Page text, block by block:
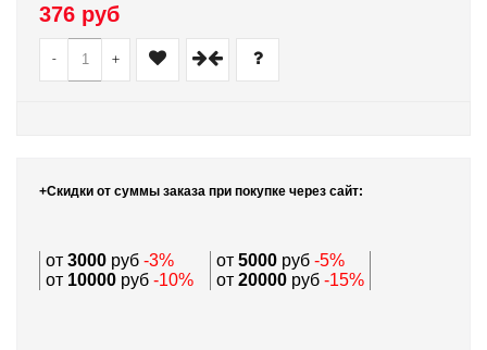
376 руб
- +
+Скидки от суммы заказа при покупке через сайт:
от 3000 руб -3% от 5000 руб -5%
от 10000 руб -10% от 20000 руб -15%